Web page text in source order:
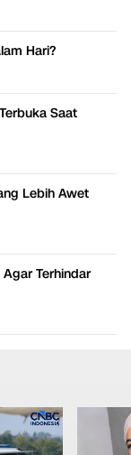
Hari?
Saat
Lebih Awet
Terhindar